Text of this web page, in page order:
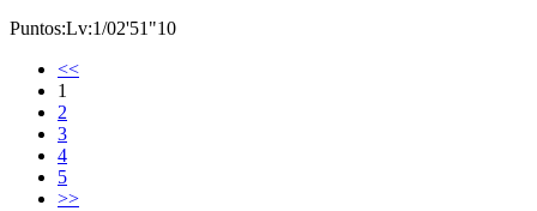
Puntos:Lv:1/02'51"10
<<
1
2
3
4
5
>>